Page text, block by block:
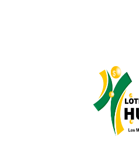
Lotería de Bogotá
Lotería de Risaralda